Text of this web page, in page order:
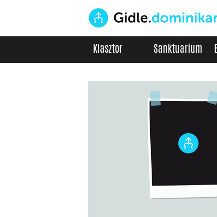
Klasztor Sanktuarium